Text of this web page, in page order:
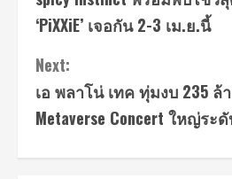
‘PiXXiE’ เจอกัน 2-3 เม.ย.นี้
Next:
เอ พลาโน่ เทค ทุ่มงบ 235 ล้
Metaverse Concert ใหญ่ระ